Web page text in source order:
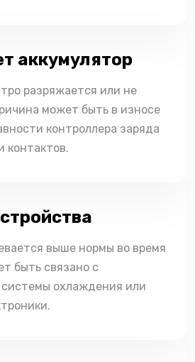
аккумулятор
разряжается или не
может быть в износе
контроллера заряда
контактов.
выше нормы во время
быть связано с
охлаждения или